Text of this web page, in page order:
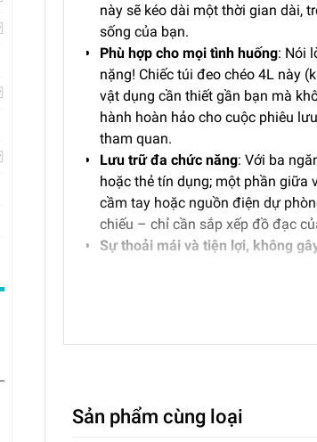
này sẽ kéo dài một thời gian dài,
sống của bạn.
Phù hợp cho mọi tình huống: Nói
nặng! Chiếc túi đeo chéo 4L này
vật dụng cần thiết gần bạn mà
hành hoàn hảo cho cuộc phiêu
tham quan.
Lưu trữ đa chức năng: Với ba
hoặc thẻ tín dụng; một phần giữa
cầm tay hoặc nguồn điện dự
chiếu – chỉ cần sắp xếp đồ đạc
Sự thoải mái và tiện lợi, không
vặn và dễ dàng tháo ra, khiến
bảo vệ tối đa cho những vật dụng
Sản phẩm cùng loại